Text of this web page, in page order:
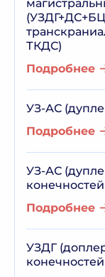
ТКДС)
Подробнее
УЗ-АС
Подробнее
УЗ-АС
конечностей
Подробнее
УЗДГ
конечностей